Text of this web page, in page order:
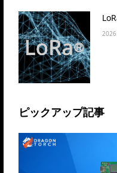
ピックアップ記事